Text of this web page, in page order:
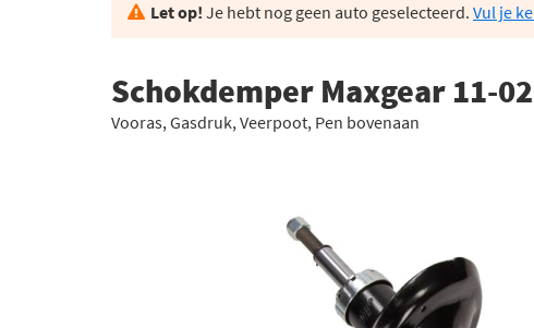
Let op! Je hebt nog geen auto geselecteerd. Vul je
Schokdemper Maxgear 11-
Vooras, Gasdruk, Veerpoot, Pen bovenaan